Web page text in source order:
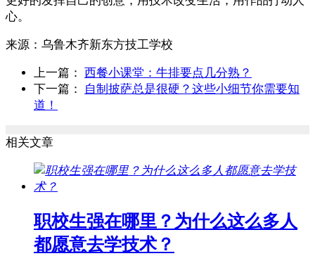
心。
来源： 乌鲁木齐新东方技工学校
上一篇： 西餐小课堂：牛排要点几分熟？
下一篇：
自制披萨总是很硬？这些小细节你需要知
道！
相关文章
职校生强在哪里？为什么这么多人
都愿意去学技术？